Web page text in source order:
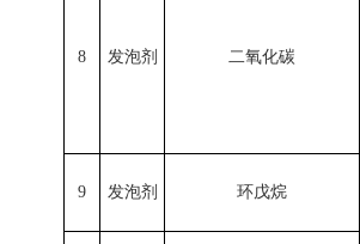
8 发泡剂 二氧化碳
9 发泡剂 环戊烷